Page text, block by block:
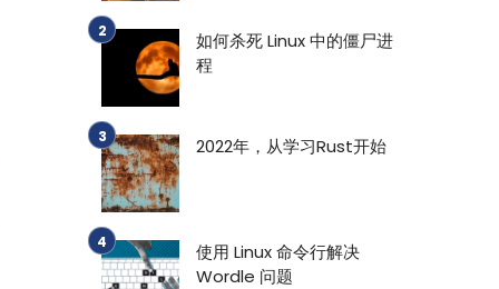
如何杀死 Linux 中的僵尸进
程
2022年，从学习Rust开始
使用 Linux 命令行解决
Wordle 问题